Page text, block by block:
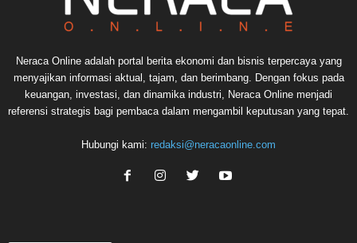
Neraca Online adalah portal berita ekonomi dan bisnis terpercaya yang
menyajikan informasi aktual, tajam, dan berimbang. Dengan fokus pada
keuangan, investasi, dan dinamika industri, Neraca Online menjadi
referensi strategis bagi pembaca dalam mengambil keputusan yang tepat.
Hubungi kami: redaksi@neracaonline.com